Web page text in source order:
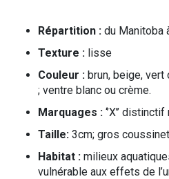
Répartition : du Manitoba
Texture : lisse
Couleur : brun, beige, vert
; ventre blanc ou crème.
Marquages : ‘’X’’
Taille: 3cm; gros
Habitat : milieux
vulnérable aux effets de